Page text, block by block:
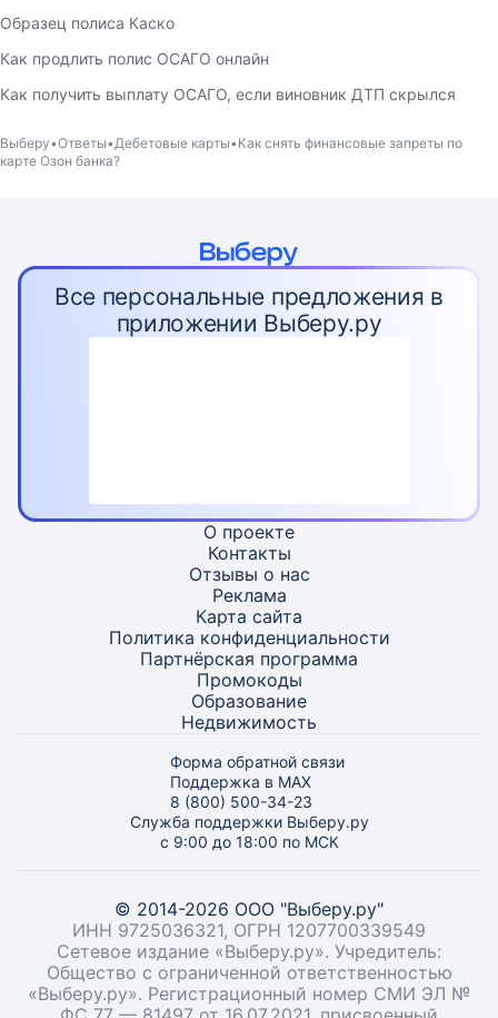
Образец полиса Каско
Как продлить полис ОСАГО онлайн
Как получить выплату ОСАГО, если виновник ДТП скрылся
Выберу Ответы Дебетовые карты Как снять финансовые запреты по
карте Озон банка?
Все персональные предложения в
приложении Выберу.ру
О проекте
Контакты
Отзывы о нас
Реклама
Карта сайта
Политика конфиденциальности
Партнёрская программа
Промокоды
Образование
Недвижимость
Форма обратной связи
Поддержка в MAX
8 (800) 500-34-23
Служба поддержки Выберу.ру
с 9:00 до 18:00 по МСК
© 2014-2026 ООО "Выберу.ру"
ИНН 9725036321, ОГРН 1207700339549
Сетевое издание «Выберу.ру». Учредитель:
Общество с ограниченной ответственностью
«Выберу.ру». Регистрационный номер СМИ ЭЛ №